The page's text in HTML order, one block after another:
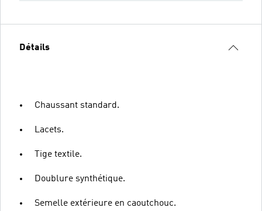
Détails
Chaussant standard.
Lacets.
Tige textile.
Doublure synthétique.
Semelle extérieure en caoutchouc.